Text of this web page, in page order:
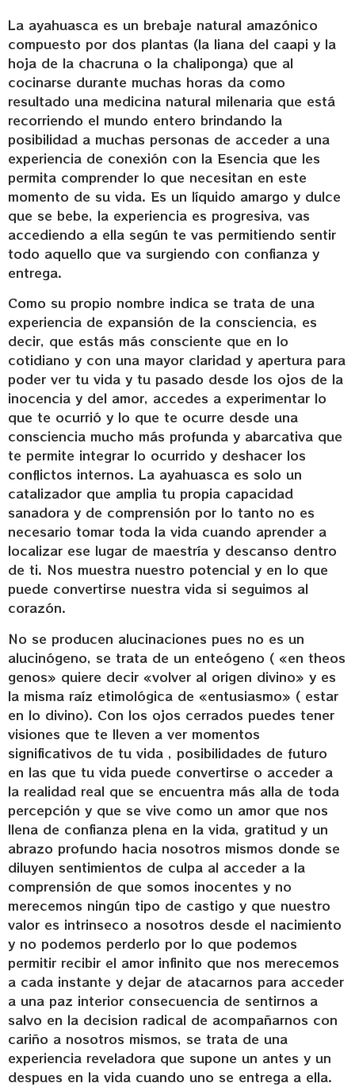
La ayahuasca es un brebaje natural amazónico
compuesto por dos plantas (la liana del caapi y la
hoja de la chacruna o la chaliponga) que al
cocinarse durante muchas horas da como
resultado una medicina natural milenaria que está
recorriendo el mundo entero brindando la
posibilidad a muchas personas de acceder a una
experiencia de conexión con la Esencia que les
permita comprender lo que necesitan en este
momento de su vida. Es un líquido amargo y dulce
que se bebe, la experiencia es progresiva, vas
accediendo a ella según te vas permitiendo sentir
todo aquello que va surgiendo con confianza y
entrega.
Como su propio nombre indica se trata de una
experiencia de expansión de la consciencia, es
decir, que estás más consciente que en lo
cotidiano y con una mayor claridad y apertura para
poder ver tu vida y tu pasado desde los ojos de la
inocencia y del amor, accedes a experimentar lo
que te ocurrió y lo que te ocurre desde una
consciencia mucho más profunda y abarcativa que
te permite integrar lo ocurrido y deshacer los
conflictos internos. La ayahuasca es solo un
catalizador que amplia tu propia capacidad
sanadora y de comprensión por lo tanto no es
necesario tomar toda la vida cuando aprender a
localizar ese lugar de maestría y descanso dentro
de ti. Nos muestra nuestro potencial y en lo que
puede convertirse nuestra vida si seguimos al
corazón.
No se producen alucinaciones pues no es un
alucinógeno, se trata de un enteógeno ( «en theos
genos» quiere decir «volver al origen divino» y es
la misma raíz etimológica de «entusiasmo» ( estar
en lo divino). Con los ojos cerrados puedes tener
visiones que te lleven a ver momentos
significativos de tu vida , posibilidades de futuro
en las que tu vida puede convertirse o acceder a
la realidad real que se encuentra más alla de toda
percepción y que se vive como un amor que nos
llena de confianza plena en la vida, gratitud y un
abrazo profundo hacia nosotros mismos donde se
diluyen sentimientos de culpa al acceder a la
comprensión de que somos inocentes y no
merecemos ningún tipo de castigo y que nuestro
valor es intrinseco a nosotros desde el nacimiento
y no podemos perderlo por lo que podemos
permitir recibir el amor infinito que nos merecemos
a cada instante y dejar de atacarnos para acceder
a una paz interior consecuencia de sentirnos a
salvo en la decision radical de acompañarnos con
cariño a nosotros mismos, se trata de una
experiencia reveladora que supone un antes y un
despues en la vida cuando uno se entrega a ella.